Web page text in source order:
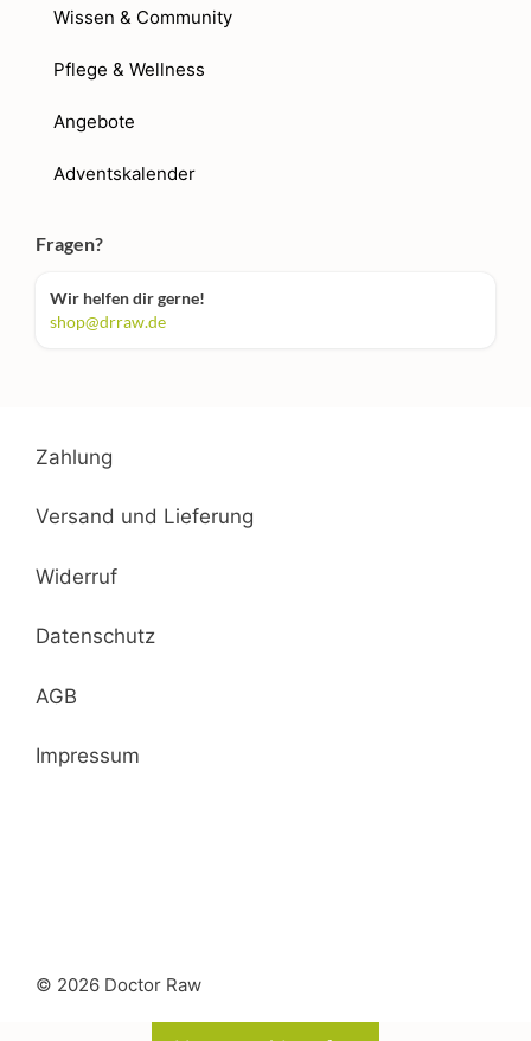
Wissen & Community
Pflege & Wellness
Angebote
Adventskalender
Fragen?
Wir helfen dir gerne!
shop@drraw.de
Zahlung
Versand und Lieferung
Widerruf
Datenschutz
AGB
Impressum
© 2026 Doctor Raw